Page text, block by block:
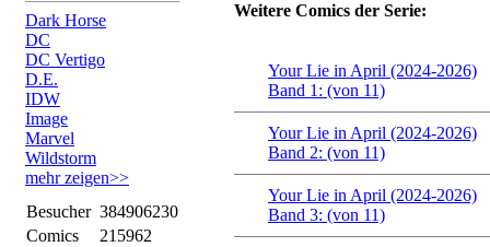
Dark Horse
DC
DC Vertigo
D.E.
IDW
Image
Marvel
Wildstorm
mehr zeigen>>
Besucher 384906230
Comics
215962
Weitere Comics der Serie:
Your Lie in April (2024-2026)
Band 1: (von 11)
Your Lie in April (2024-2026)
Band 2: (von 11)
Your Lie in April (2024-2026)
Band 3: (von 11)